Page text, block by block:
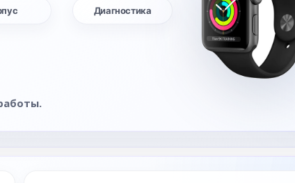
Диагностика